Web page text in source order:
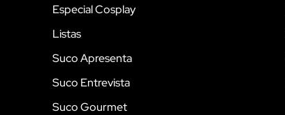
Especial Cosplay
Listas
Suco Apresenta
Suco Entrevista
Suco Gourmet